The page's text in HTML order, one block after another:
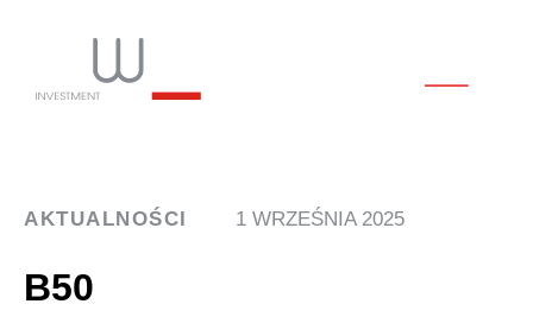
AKTUALNOŚCI 1 WRZEŚNIA 2025
B50